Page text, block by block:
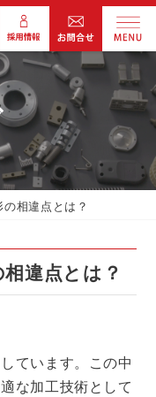
相違点とは？
違点とは？
ています。この中
な加工技術として